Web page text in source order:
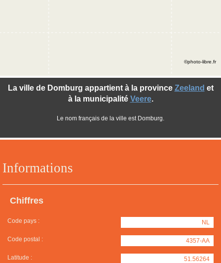
Informations
Chiffres
Code pays : NL
Code postal : 4357-AA
Latitude : 51.56264
La ville de Domburg appartient à la province Zeeland et
à la municipalité Veere.
Le nom français de la ville est Domburg.
©photo-libre.fr